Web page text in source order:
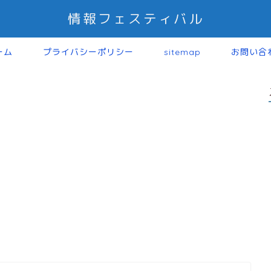
情報フェスティバル
ム プライバシーポリシー sitemap お問い合